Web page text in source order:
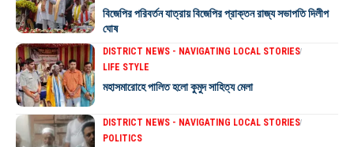
বিজেপির পরিবর্তন যাত্রায় বিজেপির প্রাক্তন রাজ্য সভাপতি দিলীপ
ঘোষ
DISTRICT NEWS - NAVIGATING LOCAL STORIES
LIFE STYLE
মহাসমারোহে পালিত হলো কুমুদ সাহিত্য মেলা
DISTRICT NEWS - NAVIGATING LOCAL STORIES
POLITICS